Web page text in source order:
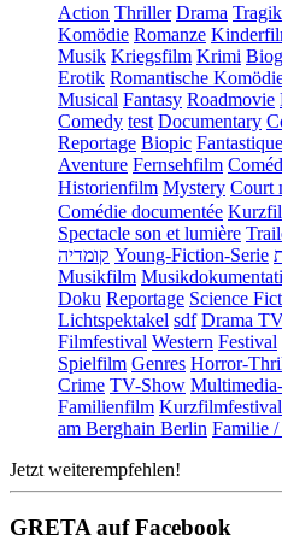
Action Thriller Drama
Komödie Romanze
Musik Kriegsfilm Krimi
Erotik Romantische
Musical Fantasy Roadmovie
Comedy test Documentary
Reportage Biopic Fantastique
Aventure Fernsehfilm
Historienfilm Mystery Court
Comédie documentée
Spectacle son et lumière
קומדיה Young-Fiction-Serie
Musikfilm
Doku Reportage Science
Lichtspektakel sdf Drama
Filmfestival Western Festival
Spielfilm Genres Horror-
Crime TV-Show
Familienfilm Kurzfilmfestival
am Berghain Berlin Familie
Jetzt weiterempfehlen!
GRETA auf Facebook